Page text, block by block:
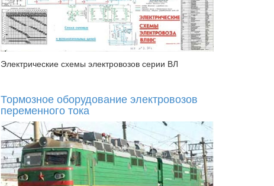
Электрические схемы электровозов серии ВЛ
Тормозное оборудование электровозов
переменного тока